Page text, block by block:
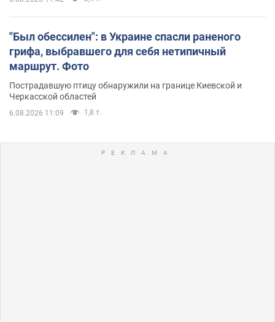
"Был обессилен": в Украине спасли раненого
грифа, выбравшего для себя нетипичный
маршрут. Фото
Пострадавшую птицу обнаружили на границе Киевской и
Черкасской областей
6.08.2026 11:09 1,8 т.